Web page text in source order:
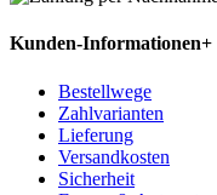
Kunden-Informationen+
Bestellwege
Zahlvarianten
Lieferung
Versandkosten
Sicherheit